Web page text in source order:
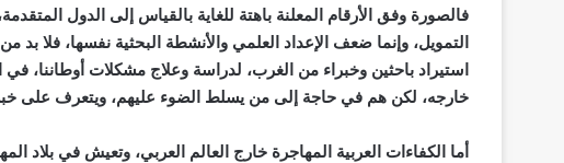
فالصورة وفق الأرقام المعلنة باهتة للغاية بالقياس إلى الدول
التمويل، وإنما ضعف الإعداد العلمي والأنشطة البحثية نفسها، فلا
استيراد باحثين وخبراء من الغرب، لدراسة وعلاج مشكلات أوطاننا، في
خارجه، لكن هم في حاجة إلى من يسلط الضوء عليهم، ويتعرف على
أما الكفاءات العربية المهاجرة خارج العالم العربي، وتعيش في بلاد